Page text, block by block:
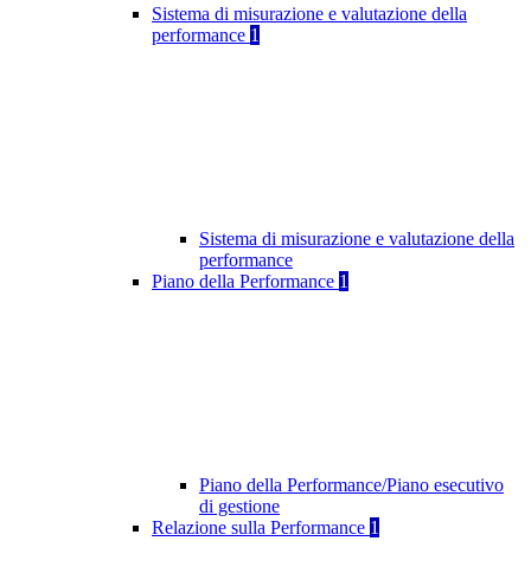
Sistema di misurazione e valutazione della
performance 1
Sistema di misurazione e valutazione della
performance
Piano della Performance 1
Piano della Performance/Piano esecutivo
di gestione
Relazione sulla Performance 1